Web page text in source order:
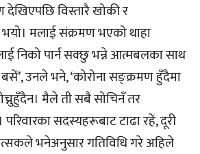
देखिएपछि विस्तारै खोकी र
भयो। मलाई संक्रमण भएको थाहा
निको पार्न सक्छु भन्ने आत्मबलका साथ
उनले भने, ‘कोरोना सङ्क्रमण हुँदैमा
मैले ती सबै सोचिनँ तर
परिवारका सदस्यहरूबाट टाढा रहें, दूरी
भनेअनुसार गतिविधि गरे अहिले